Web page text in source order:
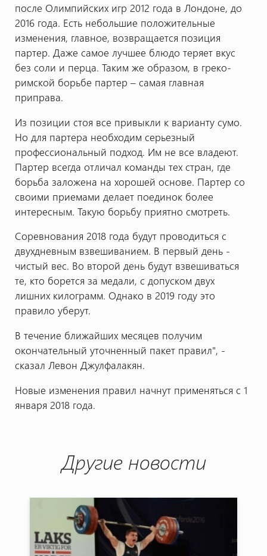
после Олимпийских игр 2012 года в Лондоне, до
2016 года. Есть небольшие положительные
изменения, главное, возвращается позиция
партер. Даже самое лучшее блюдо теряет вкус
без соли и перца. Таким же образом, в греко-
римской борьбе партер – самая главная
приправа.
Из позиции стоя все привыкли к варианту сумо.
Но для партера необходим серьезный
профессиональный подход. Им не все владеют.
Партер всегда отличал команды тех стран, где
борьба заложена на хорошей основе. Партер со
своими приемами делает поединок более
интересным. Такую борьбу приятно смотреть.
Соревнования 2018 года будут проводиться с
двухдневным взвешиванием. В первый день -
чистый вес. Во второй день будут взвешиваться
те, кто борется за медали, с допуском двух
лишних килограмм. Однако в 2019 году это
правило уберут.
В течение ближайших месяцев получим
окончательный уточненный пакет правил", -
сказал Левон Джулфалакян.
Новые изменения правил начнут применяться с 1
января 2018 года.
Другие новости